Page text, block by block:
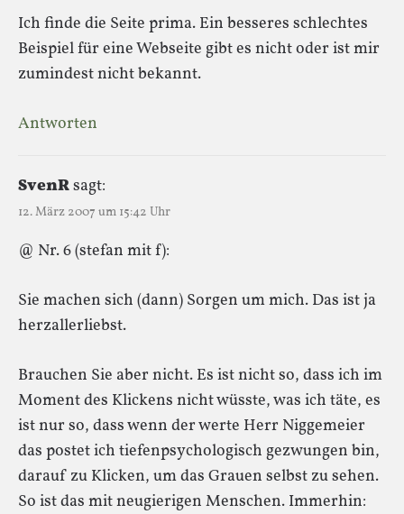
Ich finde die Seite prima. Ein besseres schlechtes
Beispiel für eine Webseite gibt es nicht oder ist mir
zumindest nicht bekannt.
Antworten
SvenRsagt:
12. März 2007 um 15:42 Uhr
@ Nr. 6 (stefan mit f):
Sie machen sich (dann) Sorgen um mich. Das ist ja
herzallerliebst.
Brauchen Sie aber nicht. Es ist nicht so, dass ich im
Moment des Klickens nicht wüsste, was ich täte, es
ist nur so, dass wenn der werte Herr Niggemeier
das postet ich tiefenpsychologisch gezwungen bin,
darauf zu Klicken, um das Grauen selbst zu sehen.
So ist das mit neugierigen Menschen. Immerhin: